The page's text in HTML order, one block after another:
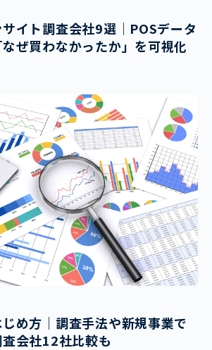
イト調査会社9選｜POSデータ
ぜ買わなかったか」を可視化
め方｜調査手法や新規事業で
会社12社比較も